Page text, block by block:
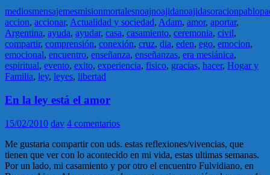
mediosmensajemesmisionmortalesnoajnoajidanoajidasoracionpablo
accion, accionar, Actualidad y sociedad, Adam, amor, aportar,
Argentina, ayuda, ayudar, casa, casamiento, ceremonia, civil,
compartir, comprensión, conexión, cruz, dia, eden, ego, emocion,
emocional, encuentro, enseñanza, enseñanzas, era mesiánica,
espiritual, evento, exito, experiencia, fisico, gracias, hacer, Hogar y
Familia, ley, leyes, libertad
En la ley está el amor
15/02/2010 dav 4 comentarios
Me gustaria compartir con uds. estas reflexiones/vivencias, que
tienen que ver con lo acontecido en mi vida, estas ultimas semanas.
Por un lado, mi casamiento y por otro el encuentro Fulvidiano, en